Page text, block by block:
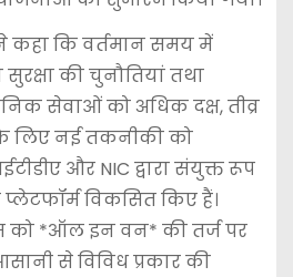
कहा कि वर्तमान समय में
की चुनौतियां तथा
सेवाओं को अधिक दक्ष, तीव्र
लिए नई तकनीकी को
और NIC द्वारा संयुक्त रूप
विकसित किए हैं।
*ऑल इन वन* की तर्ज पर
से विविध प्रकार की